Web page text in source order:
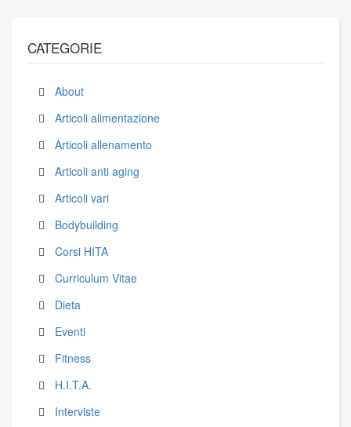
CATEGORIE
About
Articoli alimentazione
Articoli allenamento
Articoli anti aging
Articoli vari
Bodybuilding
Corsi HITA
Curriculum Vitae
Dieta
Eventi
Fitness
H.I.T.A.
Interviste